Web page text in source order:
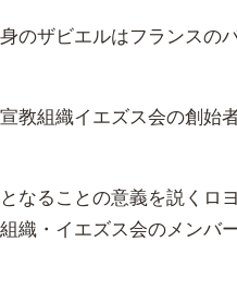
のザビエルはフランスの
教組織イエズス会の創始
なることの意義を説くロ
織・イエズス会のメンバ